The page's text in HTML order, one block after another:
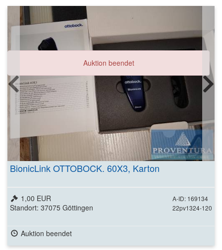
Auktion beendet
BionicLink OTTOBOCK. 60X3, Karton
A-ID: 169134
22pv1324-120
1,00 EUR
Standort: 37075 Göttingen
Auktion beendet